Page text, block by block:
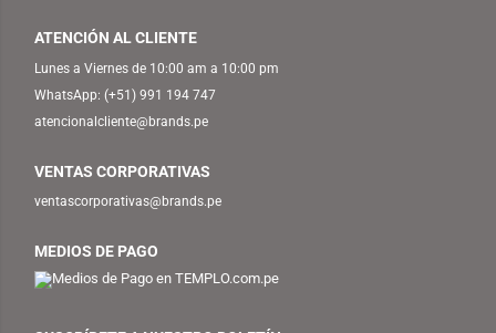
ATENCIÓN AL CLIENTE
Lunes a Viernes de 10:00 am a 10:00 pm
WhatsApp: (+51) 991 194 747
atencionalcliente@brands.pe
VENTAS CORPORATIVAS
ventascorporativas@brands.pe
MEDIOS DE PAGO